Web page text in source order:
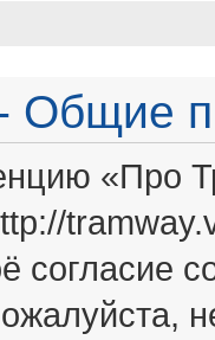
Общие
«Про